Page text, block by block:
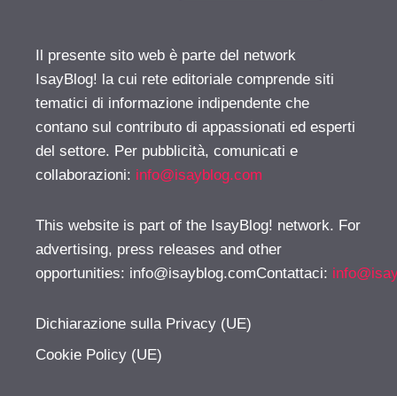
Il presente sito web è parte del network
IsayBlog! la cui rete editoriale comprende siti
tematici di informazione indipendente che
contano sul contributo di appassionati ed esperti
del settore. Per pubblicità, comunicati e
collaborazioni: info@isayblog.com
This website is part of the IsayBlog! network. For
advertising, press releases and other
opportunities: info@isayblog.comContattaci:
Dichiarazione sulla Privacy (UE)
Cookie Policy (UE)